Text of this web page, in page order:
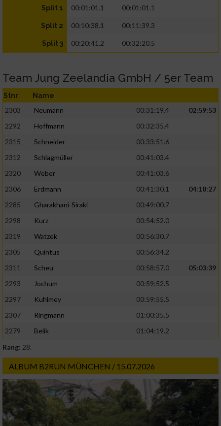
Split 1 00:01:01.1 00:01:01.1
Split 2 00:10:38.1 00:11:39.3
Split 3 00:20:41.2 00:32:20.5
Team Jung Zeelandia GmbH / 5er Team
Stnr Name
2303 Neumann 00:31:19.4
02:59:53
2292
Hoffmann
00:32:35.4
2315
Schneider
00:33:51.6
2312
Schlagmüller
00:41:03.4
2320
Weber
00:41:03.6
2306
Erdmann 00:41:30.1
04:18:27
2285
Gharakhani-Siraki
00:49:00.7
2298
Kurz
00:54:52.0
2319
Watzek
00:56:30.7
2305
Quintus
00:56:34.2
2311
Scheu 00:58:57.0
05:03:39
2293
Jochum
00:59:52.5
2297
Kuhlmey
00:59:55.5
2307
Ringmann
01:00:35.5
2279
Belik
01:04:19.2
Rang: 28.
ALBUM B2RUN MÜNCHEN / 15.07.2026